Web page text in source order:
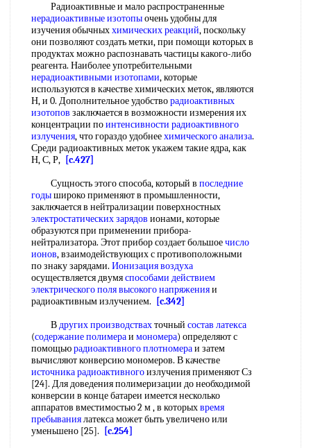
Радиоактивные и мало распространенные
нерадиоактивные изотопыочень удобны для
изучения обычныххимических реакций, поскольку
они позволяют создать метки, при помощи которых в
продуктах можно распознавать частицы какого-либо
реагента. Наиболее употребительными
нерадиоактивными изотопами, которые
используются в качестве химических меток, являются
Н, и 0. Дополнительное удобстворадиоактивных
изотопов заключается в возможности измерения их
концентрации поинтенсивности радиоактивного
излучения, что гораздо удобнеехимического анализа.
Среди радиоактивных меток укажем такие ядра, как
Н, С, Р, [c.427]
Сущность этого способа, который в последние
годышироко применяют в промышленности,
заключается в нейтрализации поверхностных
электростатических зарядов ионами, которые
образуются при применении прибора-
нейтрализатора. Этот прибор создает большоечисло
ионов, взаимодействующих с противоположными
по знаку зарядами. Ионизация воздуха
осуществляется двумяспособами действием
электрического полявысокого напряженияи
радиоактивным излучением.
[c.342]
Вдругих производствахточный состав латекса
(содержание полимераи мономера) определяют с
помощьюрадиоактивного плотномераи затем
вычисляют конверсию мономеров. В качестве
источника радиоактивногоизлучения применяют Сз
[24]. Для доведения полимеризации до необходимой
конверсии в конце батареи имеется несколько
аппаратов вместимостью 2 м , в которыхвремя
пребываниялатекса может быть увеличено или
уменьшено [25].
[c.254]